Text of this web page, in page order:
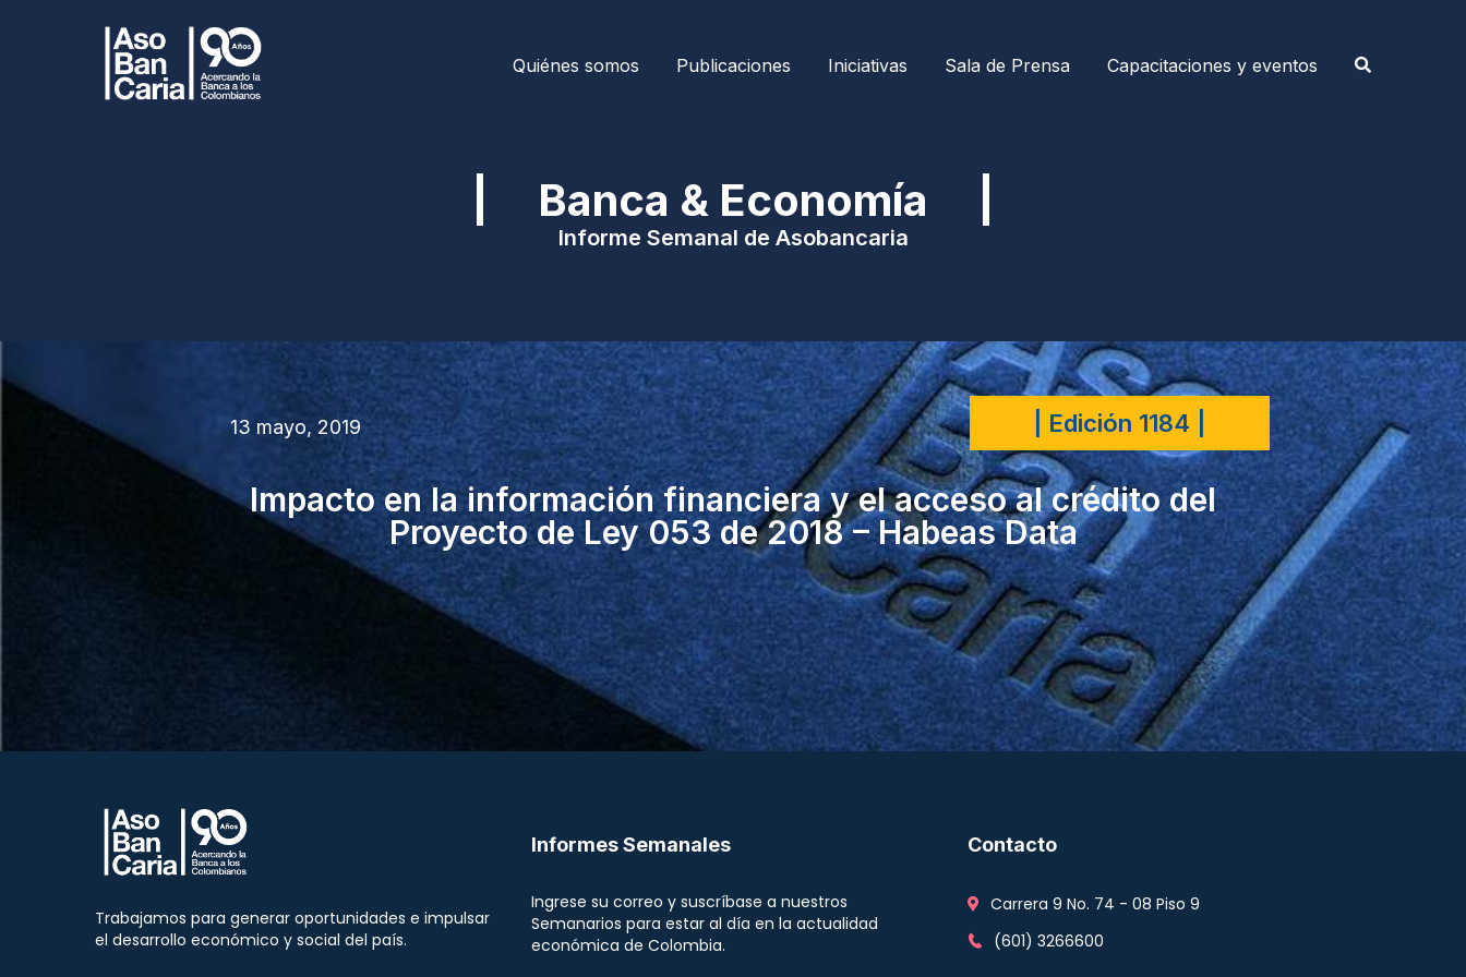
Quiénes somos Publicaciones Iniciativas Sala de Prensa Capacitaciones y eventos
| Banca & Economía |
Informe Semanal de Asobancaria
13 mayo, 2019 | Edición 1184 |
Impacto en la información financiera y el acceso al crédito del
Proyecto de Ley 053 de 2018 – Habeas Data
Trabajamos para generar oportunidades e impulsar
el desarrollo económico y social del país.
Informes Semanales
Ingrese su correo y suscríbase a nuestros
Semanarios para estar al día en la actualidad
económica de Colombia.
Contacto
Carrera 9 No. 74 - 08 Piso 9
(601) 3266600